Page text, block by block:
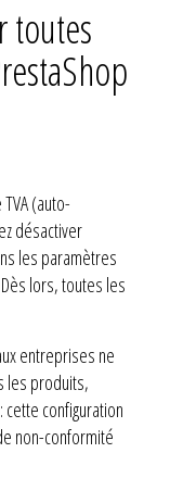
toutes
(auto-
désactiver
les paramètres
lors, toutes les
entreprises ne
les produits,
configuration
non-conformité